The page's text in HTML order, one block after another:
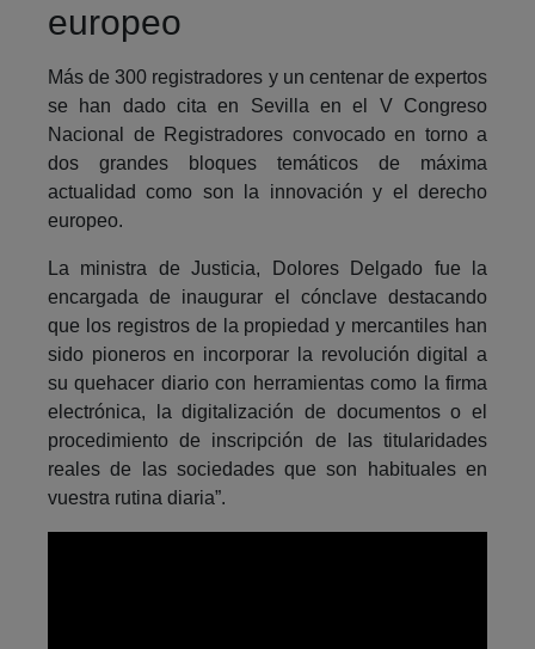
europeo
Más de 300 registradores y un centenar de expertos
se han dado cita en Sevilla en el V Congreso
Nacional de Registradores convocado en torno a
dos grandes bloques temáticos de máxima
actualidad como son la innovación y el derecho
europeo.
La ministra de Justicia, Dolores Delgado fue la
encargada de inaugurar el cónclave destacando
que los registros de la propiedad y mercantiles han
sido pioneros en incorporar la revolución digital a
su quehacer diario con herramientas como la firma
electrónica, la digitalización de documentos o el
procedimiento de inscripción de las titularidades
reales de las sociedades que son habituales en
vuestra rutina diaria”.